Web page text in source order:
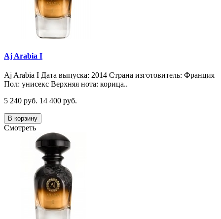
Aj Arabia I
Aj Arabia I Дата выпуска: 2014 Страна изготовитель: Франция
Пол: унисекс Верхняя нота: корица..
5 240 руб. 14 400 руб.
В корзину
Смотреть